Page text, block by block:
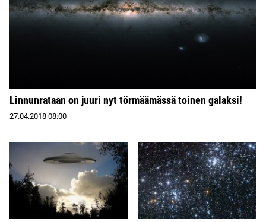
Linnunrataan on juuri nyt törmäämässä toinen galaksi!
27.04.2018 08:00